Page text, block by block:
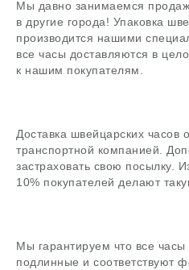
Мы давно занимаемся
в другие города! Упаковка
производится нашими
все часы доставляются в
к нашим покупателям.
Доставка швейцарских часов
транспортной компанией.
застраховать свою посылку.
10% покупателей делают
Мы гарантируем что все
подлинные и соответствуют
В магазин
г. Москва, Гоголевский бульвар, дом 17, стр.
Покупка /
продажа
часовой центр
+7-999-67-77-011